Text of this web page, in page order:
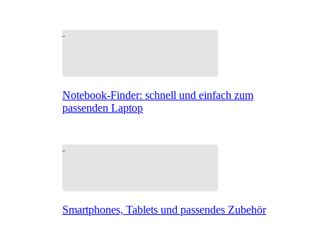
Notebook-Finder: schnell und einfach zum
passenden Laptop
Smartphones, Tablets und passendes Zubehör